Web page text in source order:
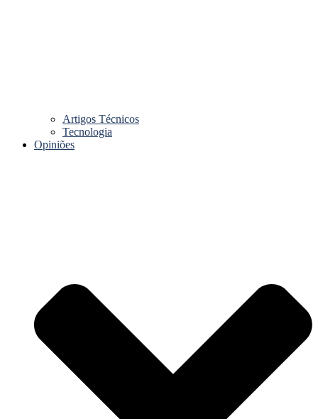
Artigos Técnicos
Tecnologia
Opiniões